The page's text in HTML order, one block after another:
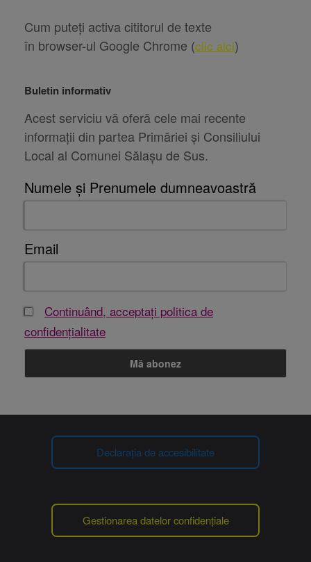
Cum puteți activa cititorul de texte
în browser-ul Google Chrome (clic aici)
Buletin informativ
Acest serviciu vă oferă cele mai recente
informații din partea Primăriei și Consiliului
Local al Comunei Sălașu de Sus.
Numele și Prenumele dumneavoastră
Email
Continuând, acceptați politica de
confidențialitate
Declarația de accesibilitate
Gestionarea datelor confidențiale